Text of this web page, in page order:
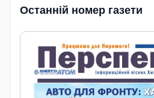
Останній номер газети